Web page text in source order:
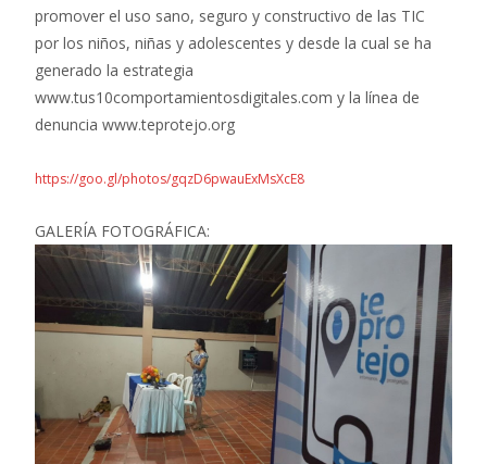
promover el uso sano, seguro y constructivo de las TIC
por los niños, niñas y adolescentes y desde la cual se ha
generado la estrategia
www.tus10comportamientosdigitales.com y la línea de
denuncia www.teprotejo.org
https://goo.gl/photos/gqzD6pwauExMsXcE8
GALERÍA FOTOGRÁFICA: